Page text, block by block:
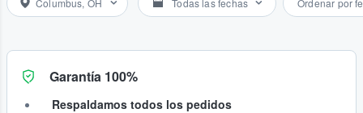
Columbus, OH Todas las fechas Ordenar por
Garantía 100%
Respaldamos todos los pedidos